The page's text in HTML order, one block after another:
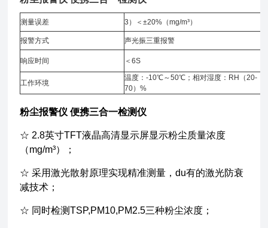
测量误差 3）＜±20%（mg/m³）
报警方式 声光振三重报警
响应时间 ＜6S
工作环境
温度：-10℃～50℃；相对湿度：RH（20-
70）%
粉尘报警仪 便携三合一检测仪
☆ 2.8英寸TFT液晶高清显示屏显示粉尘质量浓度
（mg/m³）；
☆ 采用激光散射原理实现精准测量，du有的激光防衰
减技术；
☆ 同时检测TSP,PM10,PM2.5三种粉尘浓度；